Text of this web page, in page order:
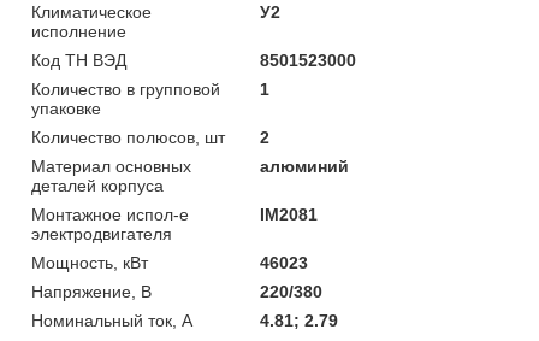
Климатическое
исполнение
У2
Код ТН ВЭД
8501523000
Количество в групповой
упаковке
1
Количество полюсов, шт
2
Материал основных
деталей корпуса
алюминий
Монтажное испол-е
электродвигателя
IM2081
Мощность, кВт
46023
Напряжение, В
220/380
Номинальный ток, А
4.81; 2.79